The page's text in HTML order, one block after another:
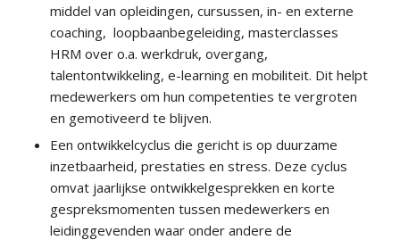
middel van opleidingen, cursussen, in- en externe
coaching, loopbaanbegeleiding, masterclasses
HRM over o.a. werkdruk, overgang,
talentontwikkeling, e-learning en mobiliteit. Dit helpt
medewerkers om hun competenties te vergroten
en gemotiveerd te blijven.
Een ontwikkelcyclus die gericht is op duurzame
inzetbaarheid, prestaties en stress. Deze cyclus
omvat jaarlijkse ontwikkelgesprekken en korte
gespreksmomenten tussen medewerkers en
leidinggevenden waar onder andere de